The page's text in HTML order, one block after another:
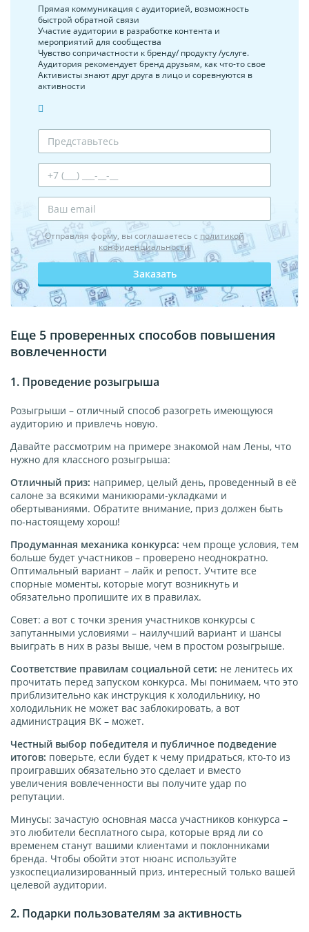
Прямая коммуникация с аудиторией, возможность
быстрой обратной связи
Участие аудитории в разработке контента и
мероприятий для сообщества
Чувство сопричастности к бренду/ продукту /услуге.
Аудитория рекомендует бренд друзьям, как что-то свое
Активисты знают друг друга в лицо и соревнуются в
активности
Отправляя форму, вы соглашаетесь с политикой
конфиденциальности
Заказать
Еще 5 проверенных способов повышения
вовлеченности
1. Проведение розыгрыша
Розыгрыши – отличный способ разогреть имеющуюся
аудиторию и привлечь новую.
Давайте рассмотрим на примере знакомой нам Лены, что
нужно для классного розыгрыша:
Отличный приз: например, целый день, проведенный в её
салоне за всякими маникюрами-укладками и
обертываниями. Обратите внимание, приз должен быть
по-настоящему хорош!
Продуманная механика конкурса: чем проще условия, тем
больше будет участников – проверено неоднократно.
Оптимальный вариант – лайк и репост. Учтите все
спорные моменты, которые могут возникнуть и
обязательно пропишите их в правилах.
Совет: а вот с точки зрения участников конкурсы с
запутанными условиями – наилучший вариант и шансы
выиграть в них в разы выше, чем в простом розыгрыше.
Соответствие правилам социальной сети: не ленитесь их
прочитать перед запуском конкурса. Мы понимаем, что это
приблизительно как инструкция к холодильнику, но
холодильник не может вас заблокировать, а вот
администрация ВК – может.
Честный выбор победителя и публичное подведение
итогов: поверьте, если будет к чему придраться, кто-то из
проигравших обязательно это сделает и вместо
увеличения вовлеченности вы получите удар по
репутации.
Минусы: зачастую основная масса участников конкурса –
это любители бесплатного сыра, которые вряд ли со
временем станут вашими клиентами и поклонниками
бренда. Чтобы обойти этот нюанс используйте
узкоспециализированный приз, интересный только вашей
целевой аудитории.
2. Подарки пользователям за активность